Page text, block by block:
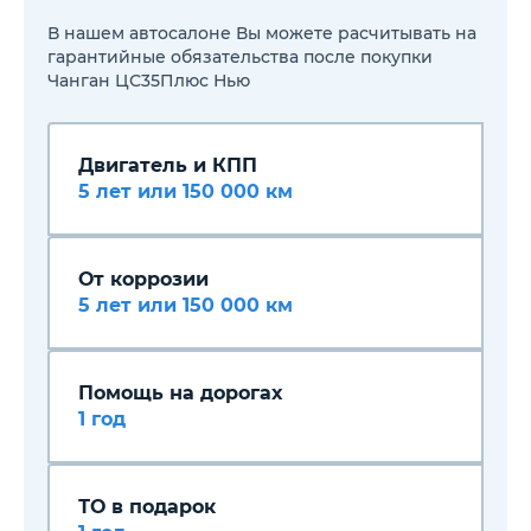
ряда
Механизм складывания
задних сидений (в
пропорции 40/60)
органайзер под полом
Подсветка багажного
отделения
водителя с регулировкой в 6-
ти направлениях
AM/FM/USB/Bluetooth
Система синхронизации со
Система Hands Free с
функцией шумоподавления
Сенсорный 10" дисплей
развлекательным центром
динамиками
В нашем автосалоне Вы можете расчитывать на
гарантийные обязательства после покупки
Чанган ЦС35Плюс Нью
Двигатель и КПП
5 лет или 150 000 км
От коррозии
5 лет или 150 000 км
Помощь на дорогах
1 год
ТО в подарок